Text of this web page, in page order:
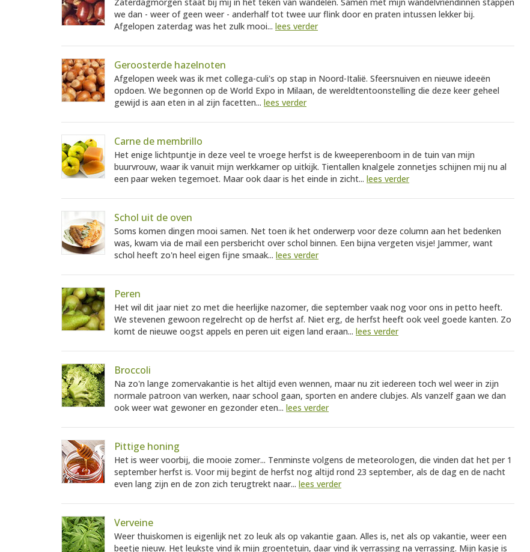
Zaterdagmorgen staat bij mij in het teken van wandelen. Samen met mijn wandelvriendinnen stappen
we dan - weer of geen weer - anderhalf tot twee uur flink door en praten intussen lekker bij.
Afgelopen zaterdag was het zulk mooi... lees verder
Geroosterde hazelnoten
Afgelopen week was ik met collega-culi's op stap in Noord-Italië. Sfeersnuiven en nieuwe ideeën
opdoen. We begonnen op de World Expo in Milaan, de wereldtentoonstelling die deze keer geheel
gewijd is aan eten in al zijn facetten... lees verder
Carne de membrillo
Het enige lichtpuntje in deze veel te vroege herfst is de kweeperenboom in de tuin van mijn
buurvrouw, waar ik vanuit mijn werkkamer op uitkijk. Tientallen knalgele zonnetjes schijnen mij nu al
een paar weken tegemoet. Maar ook daar is het einde in zicht... lees verder
Schol uit de oven
Soms komen dingen mooi samen. Net toen ik het onderwerp voor deze column aan het bedenken
was, kwam via de mail een persbericht over schol binnen. Een bijna vergeten visje! Jammer, want
schol heeft zo'n heel eigen fijne smaak... lees verder
Peren
Het wil dit jaar niet zo met die heerlijke nazomer, die september vaak nog voor ons in petto heeft.
We stevenen gewoon regelrecht op de herfst af. Niet erg, de herfst heeft ook veel goede kanten. Zo
komt de nieuwe oogst appels en peren uit eigen land eraan... lees verder
Broccoli
Na zo'n lange zomervakantie is het altijd even wennen, maar nu zit iedereen toch wel weer in zijn
normale patroon van werken, naar school gaan, sporten en andere clubjes. Als vanzelf gaan we dan
ook weer wat gewoner en gezonder eten... lees verder
Pittige honing
Het is weer voorbij, die mooie zomer... Tenminste volgens de meteorologen, die vinden dat het per 1
september herfst is. Voor mij begint de herfst nog altijd rond 23 september, als de dag en de nacht
even lang zijn en de zon zich terugtrekt naar... lees verder
Verveine
Weer thuiskomen is eigenlijk net zo leuk als op vakantie gaan. Alles is, net als op vakantie, weer een
beetje nieuw. Het leukste vind ik mijn groentetuin, daar vind ik verrassing na verrassing. Mijn kasje is